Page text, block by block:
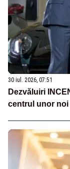
30 iul. 2026, 07:51
Dezvăluiri
centrul unor